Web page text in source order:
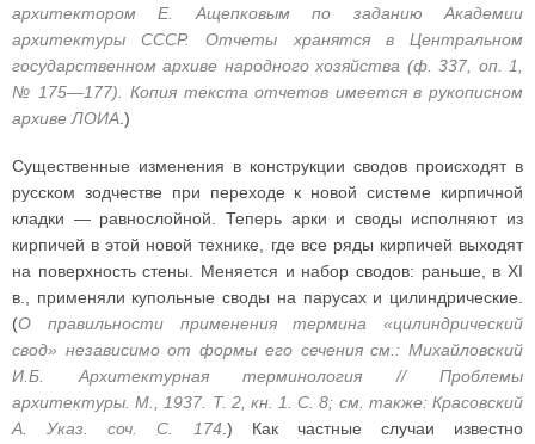
архитектором Е. Ащепковым по заданию Академии
архитектуры СССР. Отчеты хранятся в Центральном
государственном архиве народного хозяйства (ф. 337, оп. 1,
№ 175—177). Копия текста отчетов имеется в рукописном
архиве ЛОИА .)
Существенные изменения в конструкции сводов происходят в
русском зодчестве при переходе к новой системе кирпичной
кладки — равнослойной. Теперь арки и своды исполняют из
кирпичей в этой новой технике, где все ряды кирпичей выходят
на поверхность стены. Меняется и набор сводов: раньше, в XI
в., применяли купольные своды на парусах и цилиндрические.
(О правильности применения термина «цилиндрический
свод» независимо от формы его сечения см.: Михайловский
И.Б. Архитектурная терминология // Проблемы
архитектуры. М., 1937. Т. 2, кн. 1. С. 8; см. также: Красовский
А. Указ. соч. С. 174 .) Как частные случаи известно